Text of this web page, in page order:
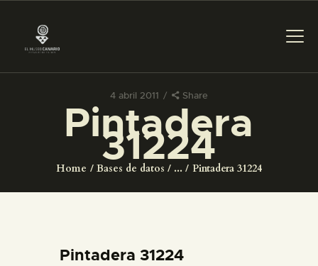
4 abril 2011 Share
Pintadera
31224
Home Bases de datos ... Pintadera 31224
PREPARAR LA VISITA
ACTIVIDADES
EL MUSEO
Pintadera 31224